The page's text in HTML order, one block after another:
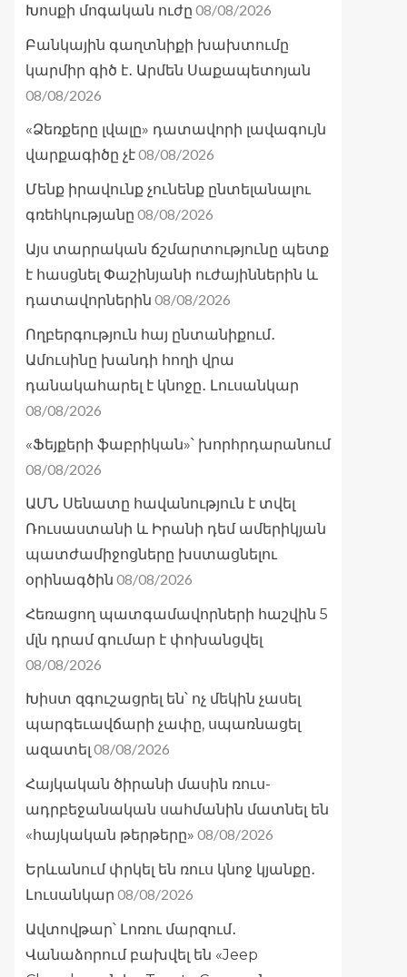
Խոսքի մոգական ուժը 08/08/2026
Բանկային գաղտնիքի խախտումը
կարմիր գիծ է․ Արմեն Սաքապետոյան
08/08/2026
«Ձեռքերը լվալը» դատավորի լավագույն
վարքագիծը չէ08/08/2026
Մենք իրավունք չունենք ընտելանալու
գռեհկությանը 08/08/2026
Այս տարրական ճշմարտությունը պետք
է հասցնել Փաշինյանի ուժայիններին և
դատավորներին 08/08/2026
Ողբերգություն հայ ընտանիքում․
Ամուսինը խանդի հողի վրա
դանակահարել է կնոջը․ Լուսանկար
08/08/2026
«Ֆեյքերի ֆաբրիկան»՝ խորհրդարանում
08/08/2026
ԱՄՆ Սենատը հավանություն է տվել
Ռուսաստանի և Իրանի դեմ ամերիկյան
պատժամիջոցները խստացնելու
օրինագծին 08/08/2026
Հեռացող պատգամավորների հաշվին 5
մլն դրամ գումար է փոխանցվել
08/08/2026
Խիստ զգուշացրել են՝ ոչ մեկին չասել
պարգեւավճարի չափը, սպառնացել
ազատել 08/08/2026
Հայկական ծիրանի մասին ռուս-
ադրբեջանական սահմանին մատնել են
«հայկական թերթերը» 08/08/2026
Երևանում փրկել են ռուս կնոջ կյանքը․
Լուսանկար 08/08/2026
Ավտովթար՝ Լոռու մարզում․
Վանաձորում բախվել են «Jeep